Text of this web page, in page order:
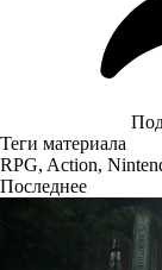
Теги материала
RPG, Action,
Последнее